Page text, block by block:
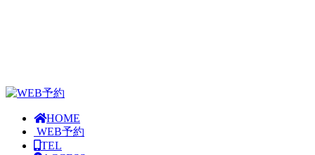
HOME
WEB予約
TEL